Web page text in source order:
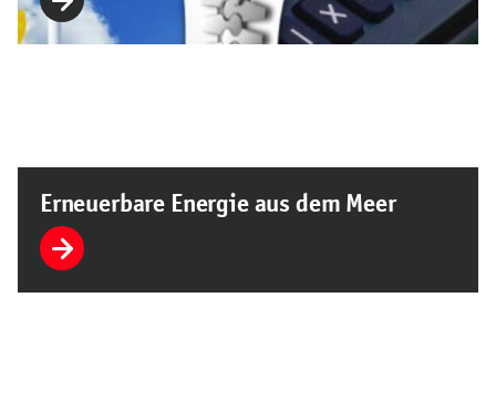
Erneuerbare Energie aus dem Meer